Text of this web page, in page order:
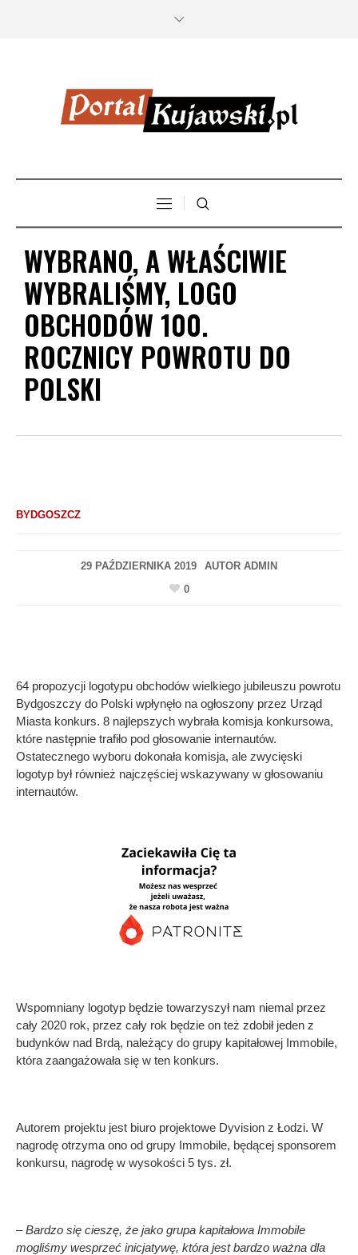
WYBRANO, A WŁAŚCIWIE
WYBRALIŚMY, LOGO
OBCHODÓW 100.
ROCZNICY POWROTU DO
POLSKI
BYDGOSZCZ
29 PAŹDZIERNIKA 2019 AUTOR ADMIN
0
64 propozycji logotypu obchodów wielkiego jubileuszu powrotu
Bydgoszczy do Polski wpłynęło na ogłoszony przez Urząd
Miasta konkurs. 8 najlepszych wybrała komisja konkursowa,
które następnie trafiło pod głosowanie internautów.
Ostatecznego wyboru dokonała komisja, ale zwycięski
logotyp był również najczęściej wskazywany w głosowaniu
internautów.
Wspomniany logotyp będzie towarzyszył nam niemal przez
cały 2020 rok, przez cały rok będzie on też zdobił jeden z
budynków nad Brdą, należący do grupy kapitałowej Immobile,
która zaangażowała się w ten konkurs.
Autorem projektu jest biuro projektowe Dyvision z Łodzi. W
nagrodę otrzyma ono od grupy Immobile, będącej sponsorem
konkursu, nagrodę w wysokości 5 tys. zł.
– Bardzo się cieszę, że jako grupa kapitałowa Immobile
mogliśmy wesprzeć inicjatywę, która jest bardzo ważna dla